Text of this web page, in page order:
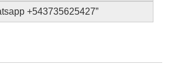
+543735625427